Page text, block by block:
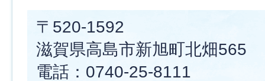
〒520-1592
滋賀県高島市新旭町北畑565
電話：0740-25-8111